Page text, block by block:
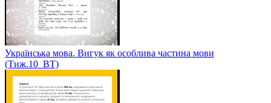
Українська мова. Вигук як особлива частина мови
(Тиж.10_ВТ)